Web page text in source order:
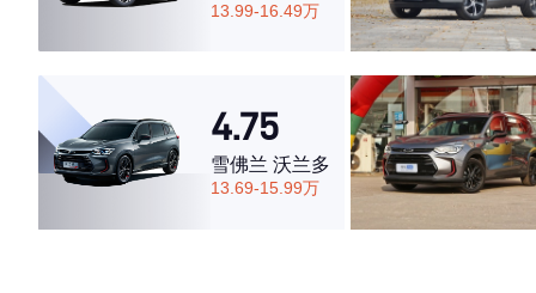
13.99-16.49万
4.75
雪佛兰 沃兰多
13.69-15.99万